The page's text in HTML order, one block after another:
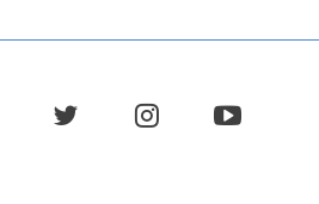
facebooktwitter instagramyoutube